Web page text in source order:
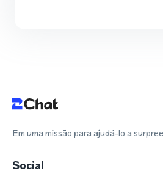
Em uma missão para ajudá-lo a
Social